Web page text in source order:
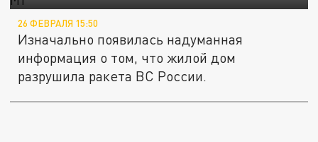
26 ФЕВРАЛЯ 15:50
Изначально появилась надуманная
информация о том, что жилой дом
разрушила ракета ВС России.